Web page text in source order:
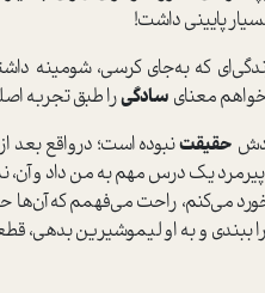
پایینی داشت!
که به‌جای کرسی، شومینه
معنای سادگیرا طبق تجربه
حقیقتنبوده ا‌ست؛ در‌واقع بعد
یک درس مهم به من داد و
می‌کنم، راحت می‌فهمم که آن‌ها
و به او لیموشیرین بدهی،